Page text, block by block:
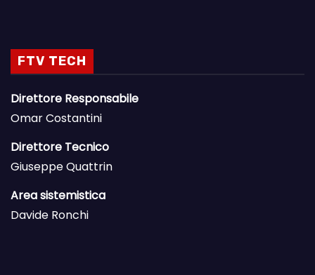
FTV TECH
Direttore Responsabile
Omar Costantini
Direttore Tecnico
Giuseppe Quattrin
Area sistemistica
Davide Ronchi